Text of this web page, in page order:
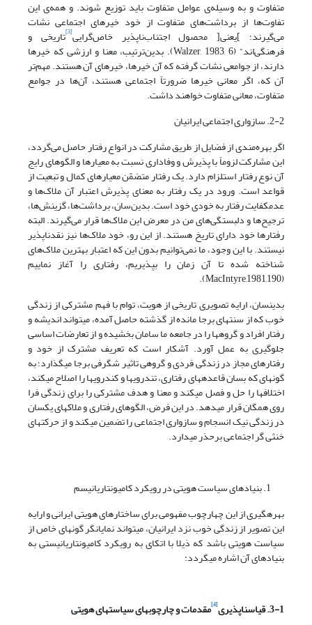
متفاوت و به وسیله‌ی عوامل متفاوت باید توزیع شوند. و همه‌ی این
تفاوت‌ها از برداشت‌های متفاوت از خود خیرهای اجتماعی نشات
می‌گیرند؛ ]یعنی[ محصول اجتناب‌ناپذیر خاص‌گرایی[3] تاریخی و
فرهنگی‌اند“ (Walzer, 1983, 6). بدین‌ترتیب، معنا و ارزشی که خیرها
دارند، از جوامعی نشات گرفته که آن خیرها، خیرهای آن هستند. مهم‌تر
آن که، اگر معانی خیرها ضرورتاً اجتماعی هستند، آن‌ها در جوامع
متفاوت، معانی متفاوت خواهند داشت.
2-2. سازواری اجتماعی ایرانیان
اگر بهره‌مندی از فضایل از طریق مشارکت در انواع رفتار حاصل می‌گردد،
این مشارکت لزوماً با پذیرش و وفاداری نسبت به معیارها و الگوهای رایج
آن نوع رفتار استلزام دارد. یک رفتار متضمّن معیارهای کمال و تبعیت از
قواعد است. ورود در یک رفتار به معنای پذیرش اعتبار آن ملاک‌ها و
عدم­کفایت رفتار به خودی خود است. بدین‌سان، برداشت‌ها، گزینش‌ها،
ترجیح‌ها و دلبستگی‌های من در معرض این ملاک‌ها قرار می‌گیرند. البته
رفتارها خود دارای تاریخ هستند. از این رو، خود ملاک‌ها نیز نقدناپذیر
نیستند. با این وجود، ما نمی‌توانیم بدون این که اعتبار بهترین ملاک‌های
شناخته شده تا آن زمان را بپذیریم، رفتاری را آغاز نماییم
(MacIntyre,1981,190).
بدین­سان، ارایه تصویری تاریخی از هویت، توام با فهم مشترکی از زندگی
خوب که از سنت­های برجا مانده از گذشته حاصل آمده، می­تواند اندیشه و
رفتار افراد و گروه­ها را در جامعه ما سامان بخشیده و از تعارضات اساسی
جلوگیری به عمل آورد. آشکار است که تعریف مشترک از خود و
رفتارهای مجاز در زندگی فردی و گروهی تاثیر شگرفی برجا می­گذارد؛ به
گونه­ای که بسان قاعده­های رفتاری، تندروی­ها و کندروی­ها را اصلاح می­کند،
اختلاف­ها را حل و فصل می­کند و معنا و هدف مشترکی را برای زندگی فرا
روی همگان قرار می­دهد. در این فرض، الگوهای رفتاری و ملاک­های یکسان
در زندگی نیک انسجام و سازواری اجتماعی را تضمین می­کند و از حرکت­های
خنثی گر اجتماعی برحذر می­دارد.
بنیادهای سیاست هویتی در رویکرد کامیونتاریانیسم
بهره­گیری از این چهارچوب مفهومی برای ساختارهای هویتی ایرانی و ارایه
این تصویر از زندگی خوب نزد ایرانیان، می­تواند نمایانگر گونه­ای خاص از
سیاست هویتی باشد که ذیلا با اتکای به رویکرد کامیونتاریانیستی به
بنیادهای آن اشاره می­گردد:
3-1. قیاس­ناپذیری [4] مقدمات و چارچوب‏های سیاست­های هویتی